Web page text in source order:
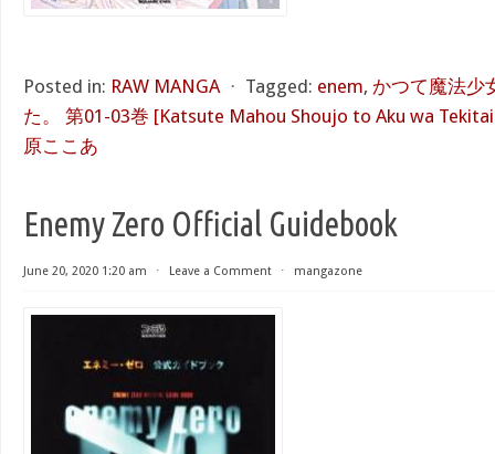
Posted in: RAW MANGA ⋅ Tagged: enem, かつて魔法少
た。 第01-03巻 [Katsute Mahou Shoujo to Aku wa
原ここあ
Enemy Zero Official Guidebook
June 20, 2020 1:20 am ⋅ Leave a Comment ⋅ mangazone